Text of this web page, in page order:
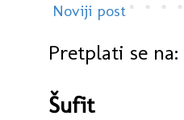
Noviji post
Pretplati se na:
Šufit